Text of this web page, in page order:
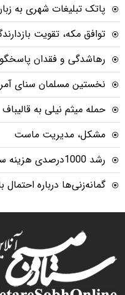
پاتک تبلیغات شهری به
توافق مکه، تقویت
رهاشدگی و فقدان
نخستین مسلمان سنای
حمله میثم نیلی به قالیباف
مشکل، مدیریت ماست
رشد 1000درصدی هزینه ساخت مسکن در 5 سال
گمانه‌زنی‌ها درباره